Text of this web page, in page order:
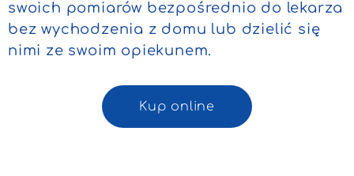
swoich pomiarów bezpośrednio do lekarza
bez wychodzenia z domu lub dzielić się
nimi ze swoim opiekunem.
Kup online